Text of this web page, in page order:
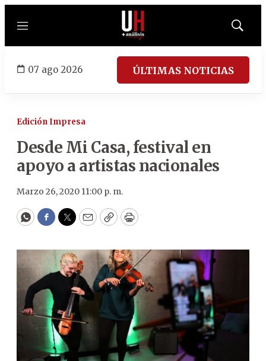
Menú
Mostrar
07 ago 2026 ÚLTIMAS NOTICIAS
Edición Impresa
Desde Mi Casa, festival en
apoyo a artistas nacionales
Marzo 26, 2020 11:00 p. m.
WhatsApp
Facebook
Twitter
EmailCopyPrint